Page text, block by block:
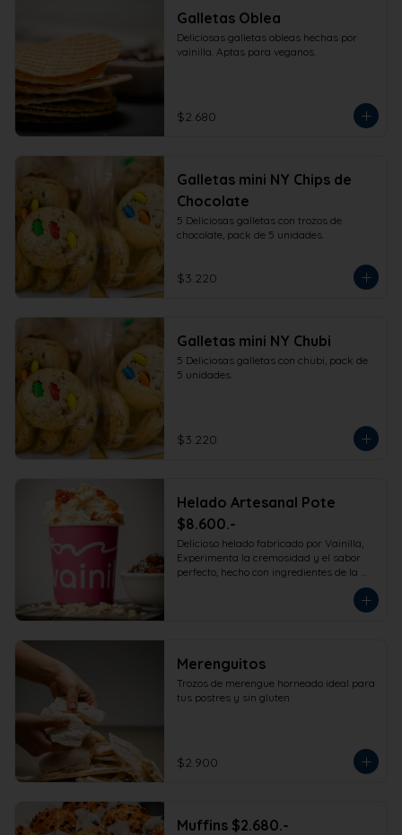
Galletas Oblea
Deliciosas galletas obleas hechas por
vainilla. Aptas para veganos.
$2.680
Galletas mini NY Chips de
Chocolate
5 Deliciosas galletas con trozos de
chocolate, pack de 5 unidades.
$3.220
Galletas mini NY Chubi
5 Deliciosas galletas con chubi, pack de
5 unidades.
$3.220
Helado Artesanal Pote
$8.600.-
Delicioso helado fabricado por Vainilla,
Experimenta la cremosidad y el sabor
perfecto, hecho con ingredientes de la
más alta calidad para que disfrutes en
Merenguitos
Trozos de merengue horneado ideal para
tus postres y sin gluten
$2.900
Muffins $2.680.-